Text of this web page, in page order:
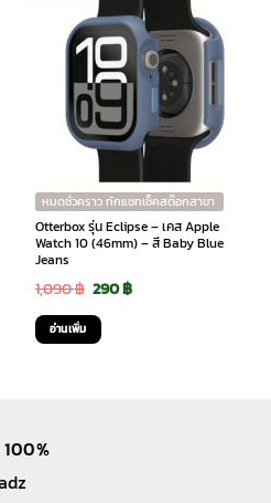
หมดชั่วคราว ทักแชทเช็คสต๊อกสาขา
Otterbox รุ่น Eclipse – เคส Apple
Watch 10 (46mm) – สี Baby Blue
Jeans
1,090฿ Original
price
was:
290฿Current
อ่านเพิ่ม